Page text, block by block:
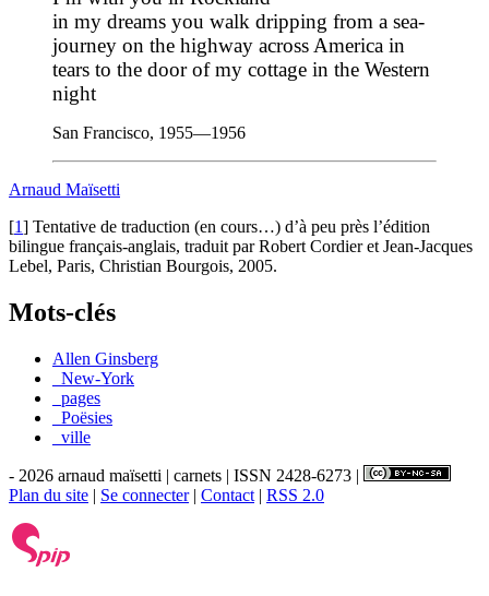
in my dreams you walk dripping from a sea-
journey on the highway across America in
tears to the door of my cottage in the Western
night
San Francisco, 1955—1956
Arnaud Maïsetti
[1] Tentative de traduction (en cours…) d’à peu près l’édition
bilingue français-anglais, traduit par Robert Cordier et Jean-Jacques
Lebel, Paris, Christian Bourgois, 2005.
Mots-clés
Allen Ginsberg
_New-York
_pages
_Poësies
_ville
- 2026 arnaud maïsetti | carnets | ISSN 2428-6273 |
Plan du site | Se connecter| Contact | RSS 2.0